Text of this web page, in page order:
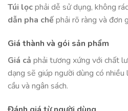
Túi lọcphải dễ sử dụng, không
dẫn pha chếphải rõ ràng và đơn
Giá thành và gói sản phẩm
Giá cả phải tương xứng với chất
dạng sẽ giúp người dùng có nhiều
cầu và ngân sách.